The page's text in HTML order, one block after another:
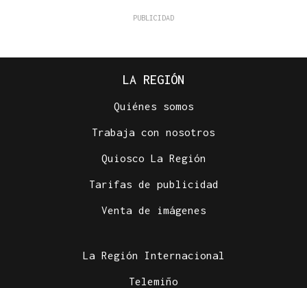
LA REGIÓN
Quiénes somos
Trabaja con nosotros
Quiosco La Región
Tarifas de publicidad
Venta de imágenes
La Región Internacional
Telemiño